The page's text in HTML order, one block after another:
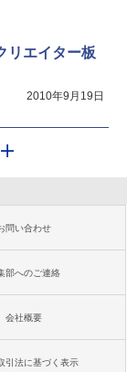
リエイター板
2010年9月19日
問い合わせ
部へのご連絡
会社概要
引法に基づく表示